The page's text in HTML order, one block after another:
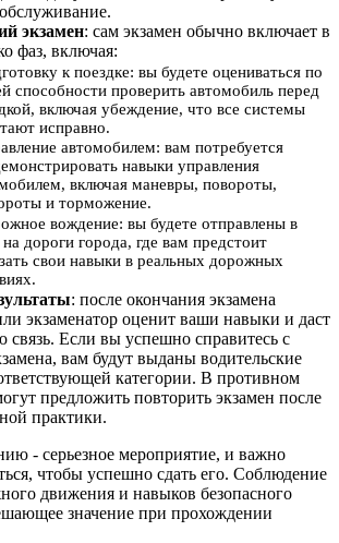
экзамен: сам экзамен обычно включает в
фаз, включая:
к поездке: вы будете оцениваться по
способности проверить автомобиль перед
включая убеждение, что все системы
исправно.
автомобилем: вам потребуется
навыки управления
включая маневры, повороты,
и торможение.
вождение: вы будете отправлены в
дороги города, где вам предстоит
свои навыки в реальных дорожных
: после окончания экзамена
экзаменатор оценит ваши навыки и даст
связь. Если вы успешно справитесь с
вам будут выданы водительские
категории. В противном
предложить повторить экзамен после
практики.
- серьезное мероприятие, и важно
чтобы успешно сдать его. Соблюдение
движения и навыков безопасного
значение при прохождении